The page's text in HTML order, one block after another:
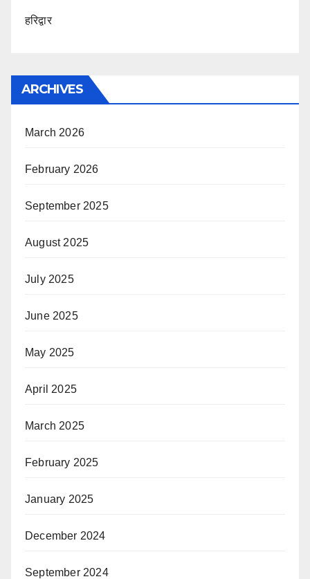
हरिद्वार
ARCHIVES
March 2026
February 2026
September 2025
August 2025
July 2025
June 2025
May 2025
April 2025
March 2025
February 2025
January 2025
December 2024
September 2024